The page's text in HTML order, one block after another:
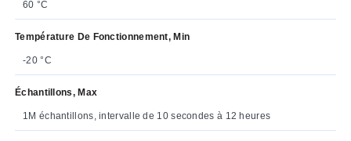
60 °C
Température De Fonctionnement, Min
-20 °C
Échantillons, Max
1M échantillons, intervalle de 10 secondes à 12 heures